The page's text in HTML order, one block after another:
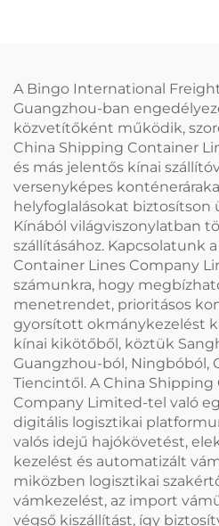
A Bingo International
Guangzhou-ban
közvetítőként működik,
China Shipping Container
és más jelentős kínai
versenyképes
helyfoglalásokat biztosítson
Kínából világviszonylatban
szállításához. Kapcsolatunk
Container Lines Company
számunkra, hogy
menetrendet, prioritásos
gyorsított okmánykezelést
kínai kikötőből, köztük
Guangzhou-ból, Ningbóból,
Tiencintől. A China Shipping
Company Limited-tel való
digitális logisztikai
valós idejű hajókövetést,
kezelést és automatizált
miközben logisztikai
vámkezelést, az import
végső kiszállítást, így